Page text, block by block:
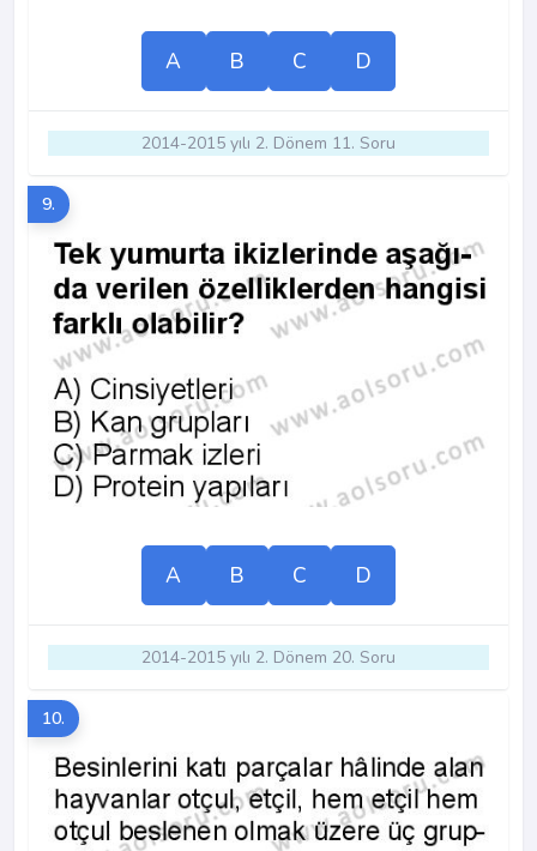
A B C D
2014-2015 yılı 2. Dönem 11. Soru
9.
A B C D
2014-2015 yılı 2. Dönem 20. Soru
10.